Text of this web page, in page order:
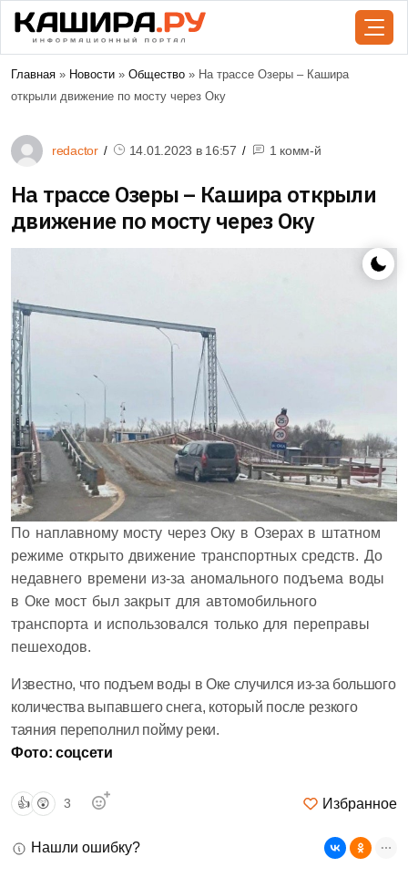
Главная » Новости » Общество » На трассе Озеры – Кашира
открыли движение по мосту через Оку
redactor 14.01.2023 в 16:57 1 комм-й
На трассе Озеры – Кашира открыли
движение по мосту через Оку
По наплавному мосту через Оку в Озерах в штатном
режиме открыто движение транспортных средств. До
недавнего времени из-за аномального подъема воды
в Оке мост был закрыт для автомобильного
транспорта и использовался только для переправы
пешеходов.
Известно, что подъем воды в Оке случился из-за большого
количества выпавшего снега, который после резкого
таяния переполнил пойму реки.
Фото: соцсети
👍 😲 3 Избранное
Нашли ошибку?